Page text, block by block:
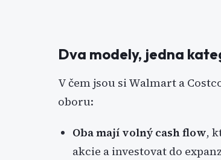
Dva modely, jedna
V čem jsou si Walmart a
oboru:
Oba mají volný cash flow,
akcie a investovat do